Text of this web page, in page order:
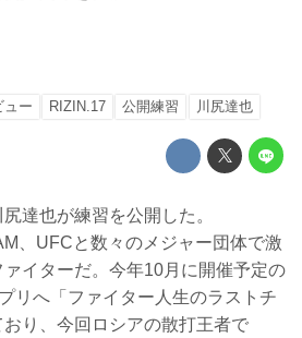
ュー RIZIN.17 公開練習 川尻達也
達也が練習を公開した。
、UFCと数々のメジャー団体で激
イターだ。今年10月に開催予定の
リへ「ファイター人生のラストチ
り、今回ロシアの散打王者で